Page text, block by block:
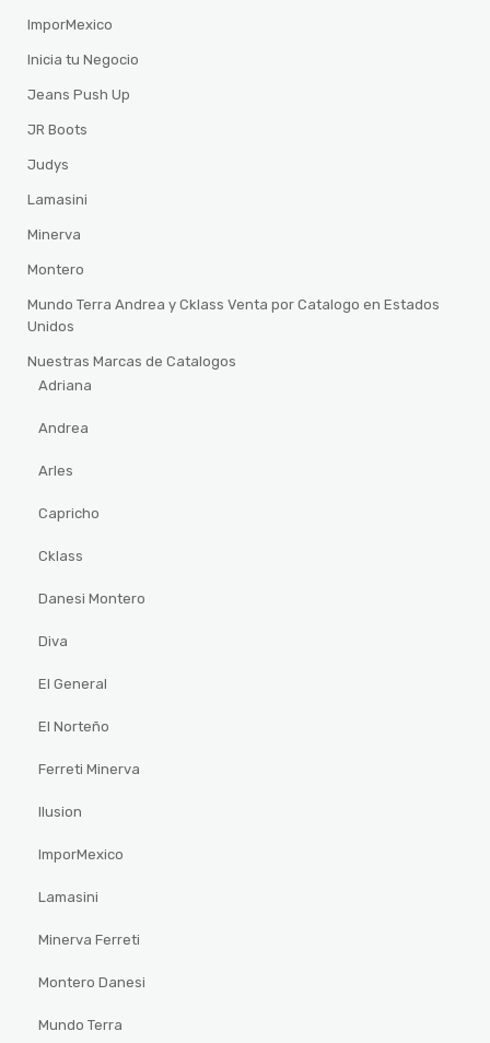
ImporMexico
Inicia tu Negocio
Jeans Push Up
JR Boots
Judys
Lamasini
Minerva
Montero
Mundo Terra Andrea y Cklass Venta por Catalogo en Estados
Unidos
Nuestras Marcas de Catalogos
Adriana
Andrea
Arles
Capricho
Cklass
Danesi Montero
Diva
El General
El Norteño
Ferreti Minerva
Ilusion
ImporMexico
Lamasini
Minerva Ferreti
Montero Danesi
Mundo Terra